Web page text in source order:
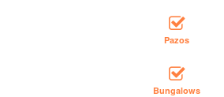
Pazos
Bungalows